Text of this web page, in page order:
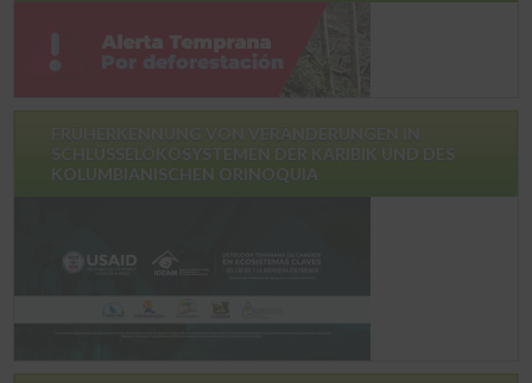
SCHLÜSSELÖKOSYSTEMEN DER KARIBIK UND DES
KOLUMBIANISCHEN ORINOQUIA